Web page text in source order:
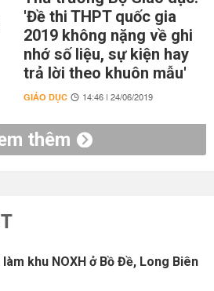
'Đề thi THPT quốc gia
2019 không nặng về ghi
nhớ số liệu, sự kiện hay
trả lời theo khuôn mẫu'
GIÁO DỤC 14:46 | 24/06/2019
thêm
khu NOXH ở Bồ Đề, Long Biên